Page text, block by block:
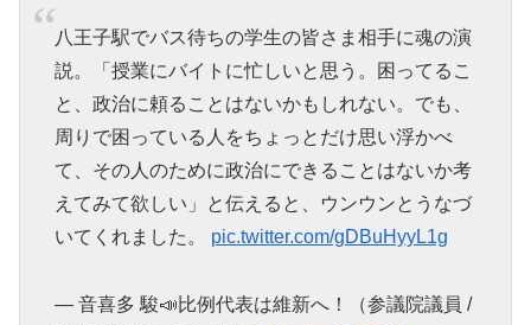
八王子駅でバス待ちの学生の皆さま相手に魂の演
説。「授業にバイトに忙しいと思う。困ってるこ
と、政治に頼ることはないかもしれない。でも、
周りで困っている人をちょっとだけ思い浮かべ
て、その人のために政治にできることはないか考
えてみて欲しい」と伝えると、ウンウンとうなづ
いてくれました。 pic.twitter.com/gDBuHyyL1g
— 音喜多 駿📣比例代表は維新へ！（参議院議員 /